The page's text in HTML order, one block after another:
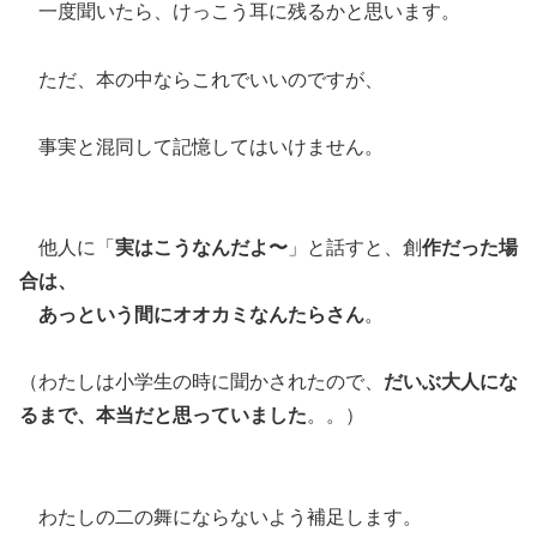
一度聞いたら、けっこう耳に残るかと思います。
ただ、本の中ならこれでいいのですが、
事実と混同して記憶してはいけません。
他人に「 実はこうなんだよ〜 」と話すと、創作だった場
合は、
あっという間にオオカミなんたらさん。
（わたしは小学生の時に聞かされたので、 だいぶ大人にな
るまで、本当だと思っていました。。）
わたしの二の舞にならないよう補足します。